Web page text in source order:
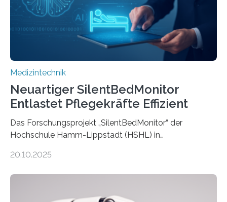
Medizintechnik
Neuartiger SilentBedMonitor
Entlastet Pflegekräfte Effizient
Das Forschungsprojekt „SilentBedMonitor“ der
Hochschule Hamm-Lippstadt (HSHL) in
auf Personen ab, die bettlägerig sind oder in ihrer
Entwicklung der Sensorik und Datenübertragung. Die
20.10.2025